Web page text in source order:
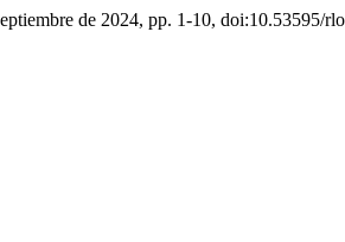
de 2024, pp. 1-10, doi:10.53595/